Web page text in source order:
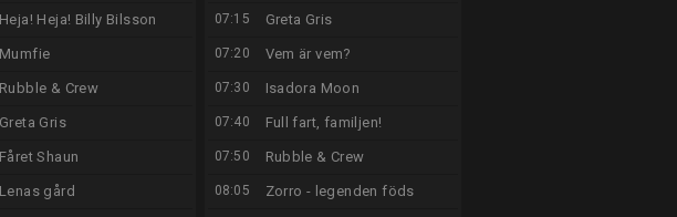
Heja! Heja! Billy Bilsson
Mumfie
Rubble & Crew
Greta Gris
Fåret Shaun
Lenas gård
07:15 Greta Gris
07:20 Vem är vem?
07:30 Isadora Moon
07:40 Full fart, familjen!
07:50 Rubble & Crew
08:05 Zorro - legenden föds